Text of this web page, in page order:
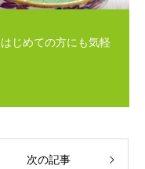
じめての方にも気軽
次の記事